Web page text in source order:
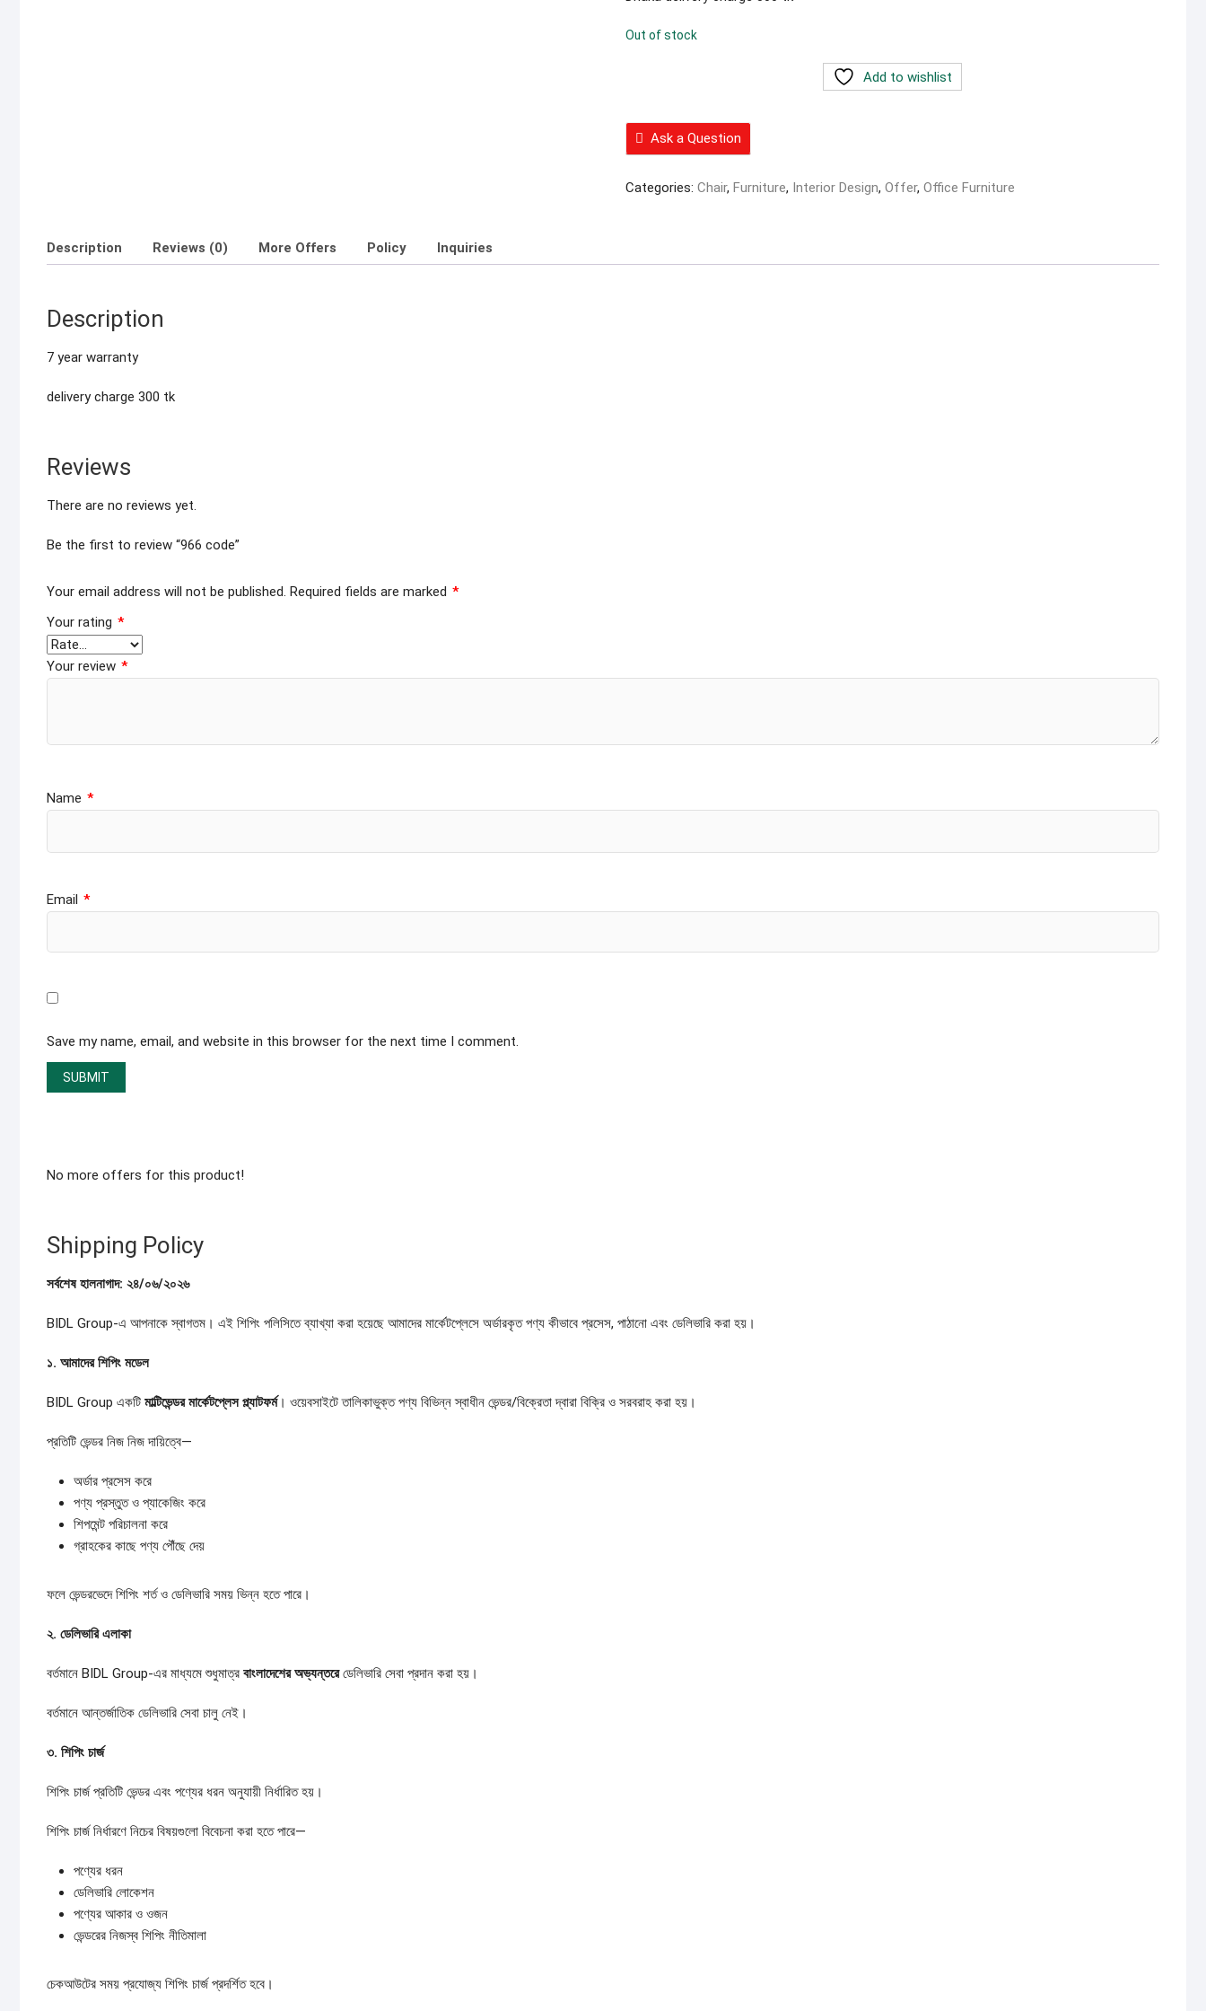
Out of stock
Add to wishlist
Ask a Question
Categories: Chair, Furniture, Interior Design, Offer, Office Furniture
Description Reviews (0) More Offers Policy Inquiries
Description
7 year warranty
delivery charge 300 tk
Reviews
There are no reviews yet.
Be the first to review “966 code”
Your email address will not be published. Required fields are marked *
Your rating *
Your review *
Name *
Email *
Save my name, email, and website in this browser for the next time I comment.
No more offers for this product!
Shipping Policy
সর্বশেষহালনাগাদ: ২৪/০৬/২০২৬
BIDL Group-এ আপনাকে স্বাগতম। এই শিপিং পলিসিতে ব্যাখ্যা করা হয়েছে আমাদের মার্কেটপ্লেসে অর্ডারকৃত পণ্য কীভাবে প্রসেস, পাঠানো এবং ডেলিভারি করা হয়।
১. আমাদেরশিপিং মডেল
BIDL Group একটি মাল্টিভেন্ডরমার্কেটপ্লেসপ্ল্যাটফর্ম। ওয়েবসাইটে তালিকাভুক্ত পণ্য বিভিন্ন স্বাধীন ভেন্ডর/বিক্রেতা দ্বারা বিক্রি ও সরবরাহ করা হয়।
প্রতিটি ভেন্ডর নিজ নিজ দায়িত্বে—
অর্ডার প্রসেস করে
পণ্য প্রস্তুত ও প্যাকেজিং করে
শিপমেন্ট পরিচালনা করে
গ্রাহকের কাছে পণ্য পৌঁছে দেয়
ফলে ভেন্ডরভেদে শিপিং শর্ত ও ডেলিভারি সময় ভিন্ন হতে পারে।
২. ডেলিভারিএলাকা
বর্তমানে BIDL Group-এর মাধ্যমে শুধুমাত্র বাংলাদেশেরঅভ্যন্তরেডেলিভারি সেবা প্রদান করা হয়।
বর্তমানে আন্তর্জাতিক ডেলিভারি সেবা চালু নেই।
৩. শিপিং চার্জ
শিপিং চার্জ প্রতিটি ভেন্ডর এবং পণ্যের ধরন অনুযায়ী নির্ধারিত হয়।
শিপিং চার্জ নির্ধারণে নিচের বিষয়গুলো বিবেচনা করা হতে পারে—
পণ্যের ধরন
ডেলিভারি লোকেশন
পণ্যের আকার ও ওজন
ভেন্ডরের নিজস্ব শিপিং নীতিমালা
চেকআউটের সময় প্রযোজ্য শিপিং চার্জ প্রদর্শিত হবে।